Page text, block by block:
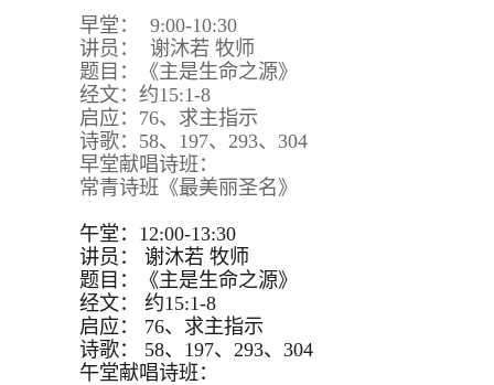
早堂： 9:00-10:30
讲员： 谢沐若 牧师
题目：《主是生命之源》
经文：约15:1-8
启应：76、求主指示
诗歌：58、197、293、304
早堂献唱诗班：
常青诗班《最美丽圣名》
午堂：12:00-13:30
讲员：
谢沐若 牧师
题目：
《主是生命之源》
经文：
约15:1-8
启应：
76、求主指示
诗歌：
58、197、293、 304
午堂献唱诗班：